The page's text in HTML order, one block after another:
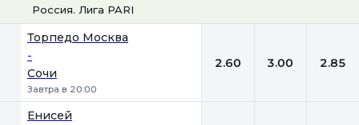
Россия. Лига PARI
Торпедо Москва
-
Сочи
Завтра в 20:00
2.60 3.00 2.85
Енисей